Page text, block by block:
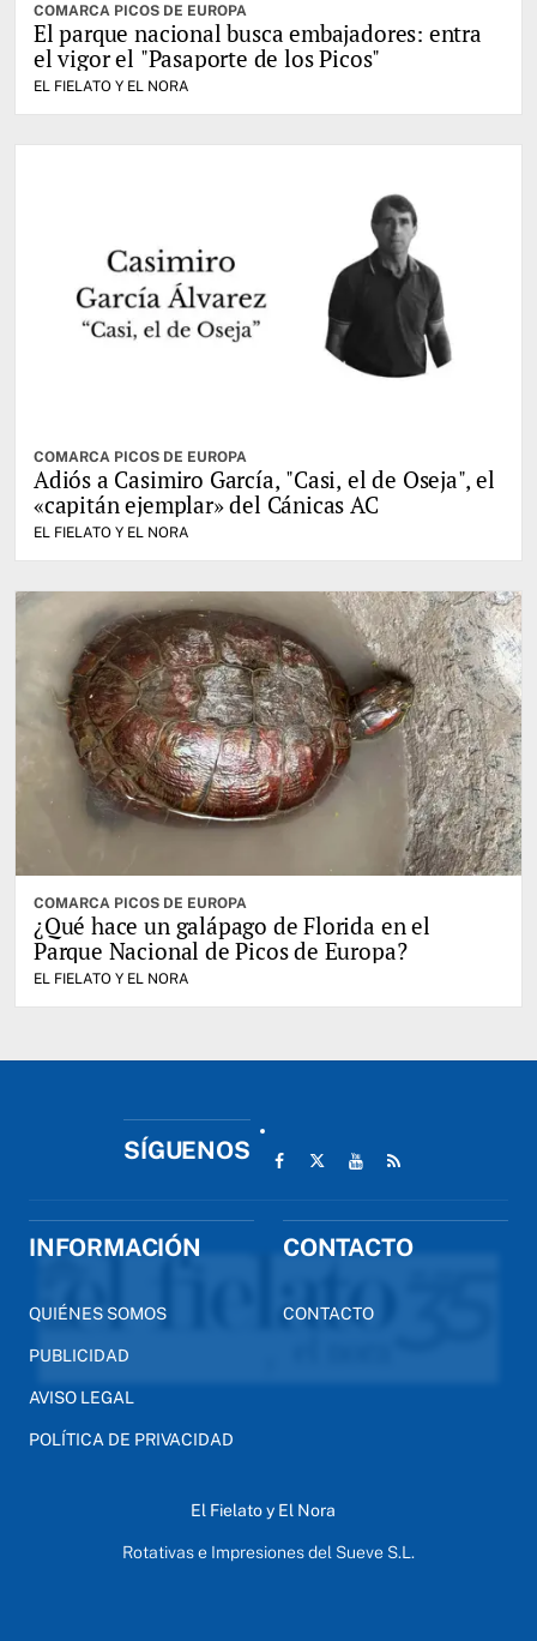
COMARCA PICOS DE EUROPA
El parque nacional busca embajadores: entra
el vigor el "Pasaporte de los Picos"
EL FIELATO Y EL NORA
COMARCA PICOS DE EUROPA
Adiós a Casimiro García, "Casi, el de Oseja", el
«capitán ejemplar» del Cánicas AC
EL FIELATO Y EL NORA
COMARCA PICOS DE EUROPA
¿Qué hace un galápago de Florida en el
Parque Nacional de Picos de Europa?
EL FIELATO Y EL NORA
SÍGUENOS
INFORMACIÓN
QUIÉNES SOMOS
PUBLICIDAD
AVISO LEGAL
POLÍTICA DE PRIVACIDAD
CONTACTO
CONTACTO
El Fielato y El Nora
Rotativas e Impresiones del Sueve S.L.